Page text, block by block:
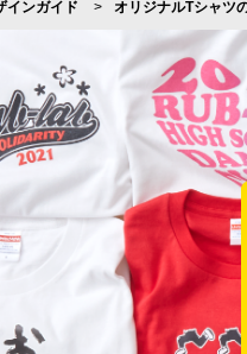
ポロシャツ
セットアップ・ジャ
キャップ・バンダ
ご利用ガイド
はじめての方へ
再注文の方へ
お支払い方法につ
割引まとめペー
発送・特急サービス
版の保管期限につ
マイページ会員のメ
よくあるご質問
インガイド オリジナルTシャツ